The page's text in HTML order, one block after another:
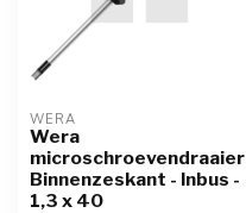
WERA
Wera
microschroevendraaier
Binnenzeskant - Inbus -
1,3 x 40